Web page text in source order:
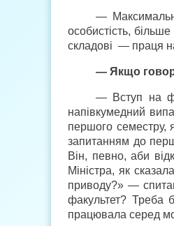
—
особистість,
складові — праця
— Якщо
— Вступ на
напівкумедний
першого семестру,
запитанням до
Він, певно, аби
Міністра, як
приводу?» —
факультет? Треба
працювала серед